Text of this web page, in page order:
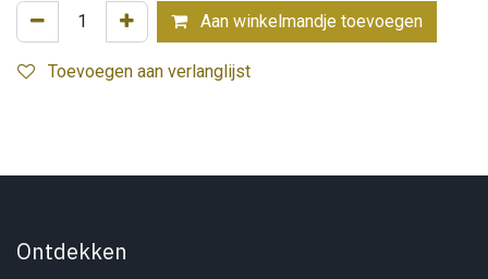
Aan winkelmandje toevoegen
Toevoegen aan verlanglijst
Ontdekken